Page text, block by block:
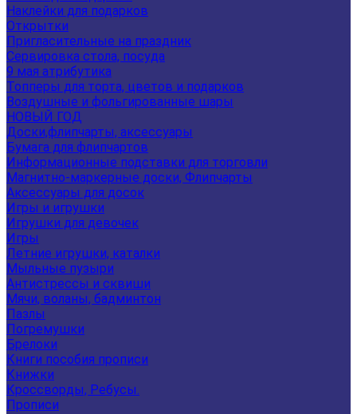
Наклейки для подарков
Открытки
Пригласительные на праздник
Сервировка стола, посуда
9 мая атрибутика
Топперы для торта, цветов и подарков
Воздушные и фольгированные шары
НОВЫЙ ГОД
Доски,флипчарты, аксессуары
Бумага для флипчартов
Информационные подставки для торговли
Магнитно-маркерные доски, Флипчарты
Аксессуары для досок
Игры и игрушки
Игрушки для девочек
Игры
Летние игрушки, каталки
Мыльные пузыри
Антистрессы и сквиши
Мячи, воланы, бадминтон
Пазлы
Погремушки
Брелоки
Книги пособия прописи
Книжки
Кроссворды, Ребусы.
Прописи